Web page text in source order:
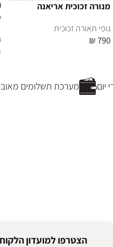
מנורה זכוכית אריאנה
גופי תאורה זכוכית
₪790
מערכת תשלומים
הצטרפו למועדון